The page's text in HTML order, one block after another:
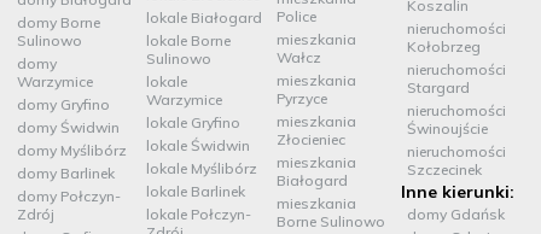
domy Borne
Sulinowo
domy
Warzymice
domy Gryfino
domy Świdwin
domy Myślibórz
domy Barlinek
domy Połczyn-
Zdrój
lokale Białogard
lokale Borne
Sulinowo
lokale
Warzymice
lokale Gryfino
lokale Świdwin
lokale Myślibórz
lokale Barlinek
lokale Połczyn-
Police
mieszkania
Wałcz
mieszkania
Pyrzyce
mieszkania
Złocieniec
mieszkania
Białogard
mieszkania
Borne Sulinowo
Koszalin
nieruchomości
Kołobrzeg
nieruchomości
Stargard
nieruchomości
Świnoujście
nieruchomości
Szczecinek
Inne kierunki:
domy Gdańsk